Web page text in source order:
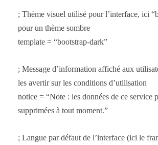
; Thème visuel utilisé pour l’interface, ici
pour un thème sombre
template = “bootstrap-dark”
; Message d’information affiché aux
les avertir sur les conditions d’utilisation
notice = “Note : les données de ce service
supprimées à tout moment.”
; Langue par défaut de l’interface (ici le